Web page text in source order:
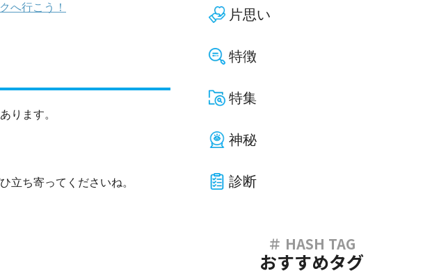
へ行こう！
ります。
立ち寄ってくださいね。
片思い
特徴
特集
神秘
診断
おすすめタグ